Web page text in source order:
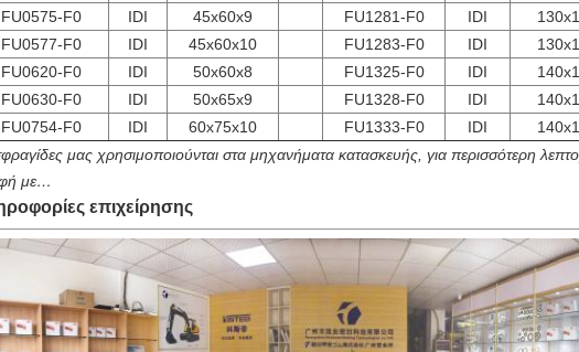
FU0575-F0
IDI 45x60x9 FU1281-F0 IDI
FU0577-F0
IDI 45x60x10 FU1283-F0 IDI
FU0620-F0
IDI 50x60x8 FU1325-F0 IDI
FU0630-F0
IDI 50x65x9 FU1328-F0 IDI
FU0754-F0
IDI 60x75x10 FU1333-F0 IDI
μας χρησιμοποιούνται στα μηχανήματα κατασκευής, για περισσότερη
με…
επιχείρησης